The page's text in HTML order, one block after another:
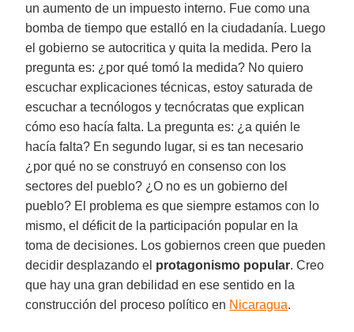
un aumento de un impuesto interno. Fue como una
bomba de tiempo que estalló en la ciudadanía. Luego
el gobierno se autocritica y quita la medida. Pero la
pregunta es: ¿por qué tomó la medida? No quiero
escuchar explicaciones técnicas, estoy saturada de
escuchar a tecnólogos y tecnócratas que explican
cómo eso hacía falta. La pregunta es: ¿a quién le
hacía falta? En segundo lugar, si es tan necesario
¿por qué no se construyó en consenso con los
sectores del pueblo? ¿O no es un gobierno del
pueblo? El problema es que siempre estamos con lo
mismo, el déficit de la participación popular en la
toma de decisiones. Los gobiernos creen que pueden
decidir desplazando el protagonismo popular. Creo
que hay una gran debilidad en ese sentido en la
construcción del proceso político en Nicaragua.